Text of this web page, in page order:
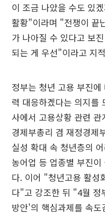
이 조금 나았을 수도 있
활황"이라며 "전쟁이 끝
가 나아질 수 있다고 보
되는 게 우선"이라고 지
정부는 청년 고용 부진
력 대응하겠다는 의지를
사에서 고용상황 관련
경제부총리 겸 재정경제
실성 확대 속 청년층의
농어업 등 업종별 부진
다. 이어 "청년고용 활성
다"고 강조한 뒤 "4월 정
방안'의 핵심과제를 속